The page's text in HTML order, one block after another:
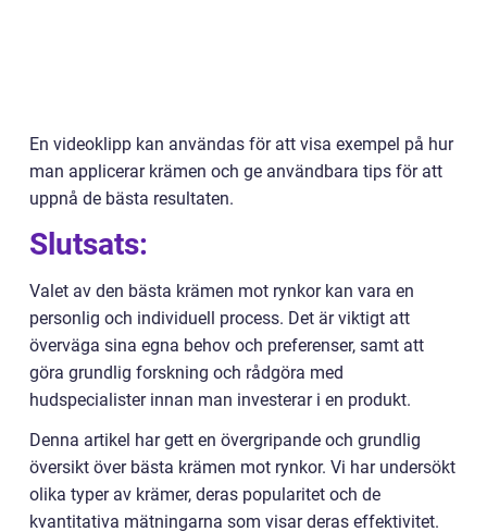
En videoklipp kan användas för att visa exempel på hur
man applicerar krämen och ge användbara tips för att
uppnå de bästa resultaten.
Slutsats:
Valet av den bästa krämen mot rynkor kan vara en
personlig och individuell process. Det är viktigt att
överväga sina egna behov och preferenser, samt att
göra grundlig forskning och rådgöra med
hudspecialister innan man investerar i en produkt.
Denna artikel har gett en övergripande och grundlig
översikt över bästa krämen mot rynkor. Vi har undersökt
olika typer av krämer, deras popularitet och de
kvantitativa mätningarna som visar deras effektivitet.